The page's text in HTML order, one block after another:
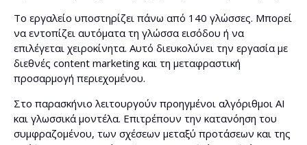
Το εργαλείο υποστηρίζει πάνω από 140 γλώσσες. Μπορεί
να εντοπίζει αυτόματα τη γλώσσα εισόδου ή να
επιλέγεται χειροκίνητα. Αυτό διευκολύνει την εργασία με
διεθνές content marketing και τη μεταφραστική
προσαρμογή περιεχομένου.
Στο παρασκήνιο λειτουργούν προηγμένοι αλγόριθμοι AI
και γλωσσικά μοντέλα. Επιτρέπουν την κατανόηση του
συμφραζομένου, των σχέσεων μεταξύ προτάσεων και της